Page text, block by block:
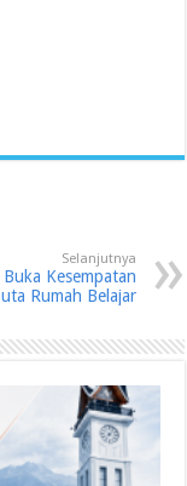
Selanjutnya
Kesempatan
Rumah Belajar